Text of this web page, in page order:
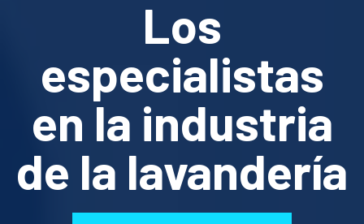
Los
especialistas
en la industria
de la lavandería